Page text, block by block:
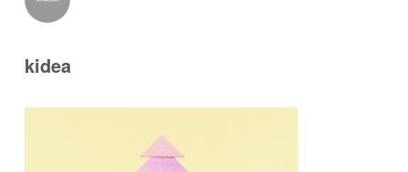
kidea